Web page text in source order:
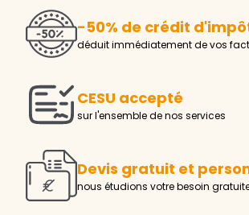
-50% de crédit
déduit immédiatement de vos
CESU accepté
sur l'ensemble de nos services
Devis gratuit et
nous étudions votre besoin